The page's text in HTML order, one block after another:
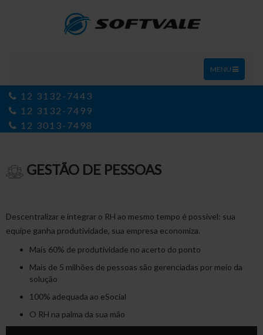
TOGGLE
NAVIGATION
MENU
12 3132-7443
12 3132-7499
12 3013-7498
GESTÃO DE PESSOAS
Descentralizar e integrar o RH ao mesmo tempo é possível: sua
equipe ganha produtividade, sua empresa economiza.
Mais 60% de produtividade no acerto do ponto
Mais de 5 milhões de pessoas são gerenciadas por meio da
solução
100% adequada ao eSocial
O RH na palma da sua mão